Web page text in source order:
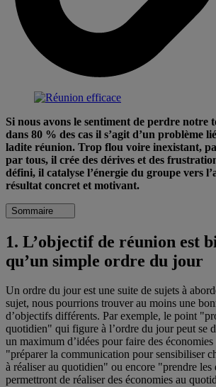
Si nous avons le sentiment de perdre notre
dans 80 % des cas il s’agit d’un problème
ladite réunion. Trop flou voire inexistant,
par tous, il crée des dérives et des
défini, il catalyse l’énergie du groupe vers
résultat concret et motivant.
Sommaire
1. L’objectif de réunion est
qu’un simple ordre du jour
Un ordre du jour est une suite de sujets à
sujet, nous pourrions trouver au moins une
d’objectifs différents. Par exemple, le point
quotidien" qui figure à l’ordre du jour peut se
un maximum d’idées pour faire des
"préparer la communication pour sensibiliser
à réaliser au quotidien" ou encore "prendre les
permettront de réaliser des économies au